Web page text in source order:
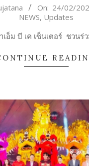
On: 24/02/
NEWS, Updates
เอ็ม บี เค เซ็นเตอร์ ชวนร่